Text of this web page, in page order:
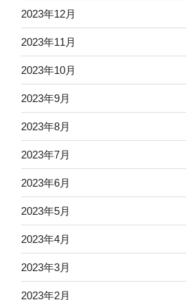
2023年12月
2023年11月
2023年10月
2023年9月
2023年8月
2023年7月
2023年6月
2023年5月
2023年4月
2023年3月
2023年2月